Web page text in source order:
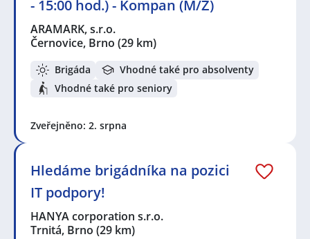
- 15:00 hod.) - Kompan (M/Ž)
ARAMARK, s.r.o.
Černovice, Brno (29 km)
Brigáda
Vhodné také pro absolventy
Vhodné také pro seniory
Zveřejněno: 2. srpna
Hledáme brigádníka na pozici
IT podpory!
HANYA corporation s.r.o.
Trnitá, Brno (29 km)